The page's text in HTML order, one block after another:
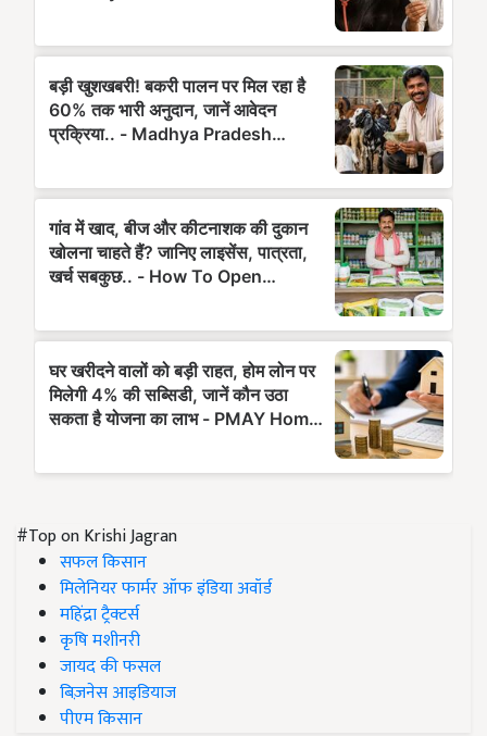
#Top on Krishi Jagran
सफल किसान
मिलेनियर फार्मर ऑफ इंडिया अवॉर्ड
महिंद्रा ट्रैक्टर्स
कृषि मशीनरी
जायद की फसल
बिज़नेस आइडियाज
पीएम किसान